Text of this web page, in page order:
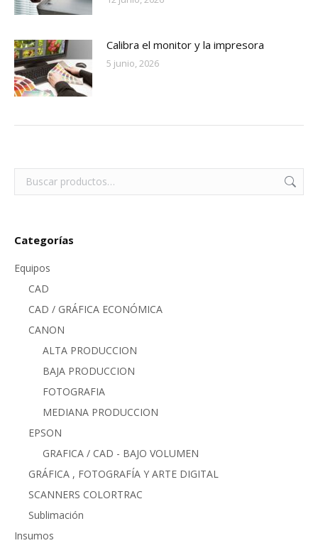
Calibra el monitor y la impresora
5 junio, 2026
Categorías
Equipos
CAD
CAD / GRÁFICA ECONÓMICA
CANON
ALTA PRODUCCION
BAJA PRODUCCION
FOTOGRAFIA
MEDIANA PRODUCCION
EPSON
GRAFICA / CAD - BAJO VOLUMEN
GRÁFICA , FOTOGRAFÍA Y ARTE DIGITAL
SCANNERS COLORTRAC
Sublimación
Insumos